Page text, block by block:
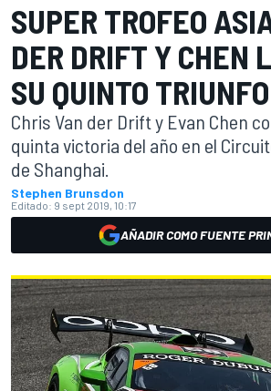
SUPER TROFEO
DER DRIFT Y CHEN
SU QUINTO TRIUNFO
Chris Van der Drift y Evan Chen
quinta victoria del año en el
de Shanghai.
Stephen Brunsdon
Editado: 9 sept 2019, 10:17
AÑADIR COMO FUENTE